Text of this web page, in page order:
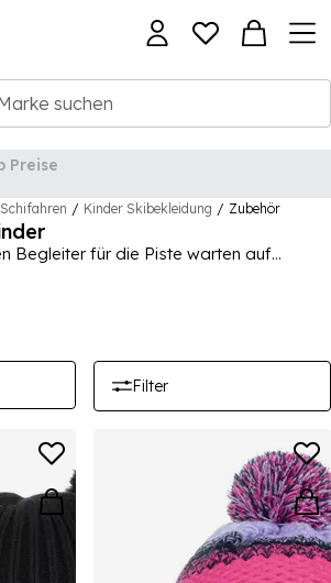
Schifahren / Kinder Skibekleidung / Zubehör
Begleiter für die Piste warten auf
an Skizubehör ist für Jungen und
geeignet und bietet eine Welt voller
Marken wie Salomon, Volkl, Nordica
Bindungen, Stöcke und
Filter